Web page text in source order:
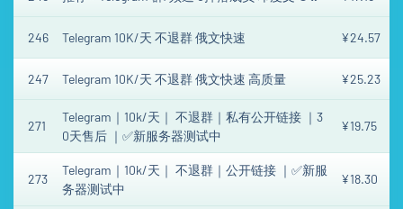
246 Telegram 10K/天 不退群 俄文快速 ¥24.57
247 Telegram 10K/天 不退群 俄文快速 高质量 ¥25.23
271
Telegram｜10k/天｜ 不退群｜私有公开链接 ｜3
0天售后 ｜✅新服务器测试中
¥19.75
273
Telegram｜10k/天｜ 不退群｜公开链接 ｜✅新服
务器测试中
¥18.30